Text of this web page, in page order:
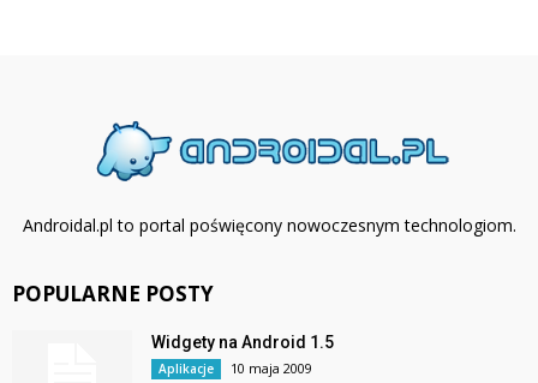
Androidal.pl to portal poświęcony nowoczesnym technologiom.
POPULARNE POSTY
Widgety na Android 1.5
Aplikacje 10 maja 2009